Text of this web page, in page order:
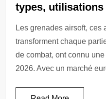
types,
Les grenades airsoft, ces
transforment chaque
de combat, ont connu
2026. Avec un marché